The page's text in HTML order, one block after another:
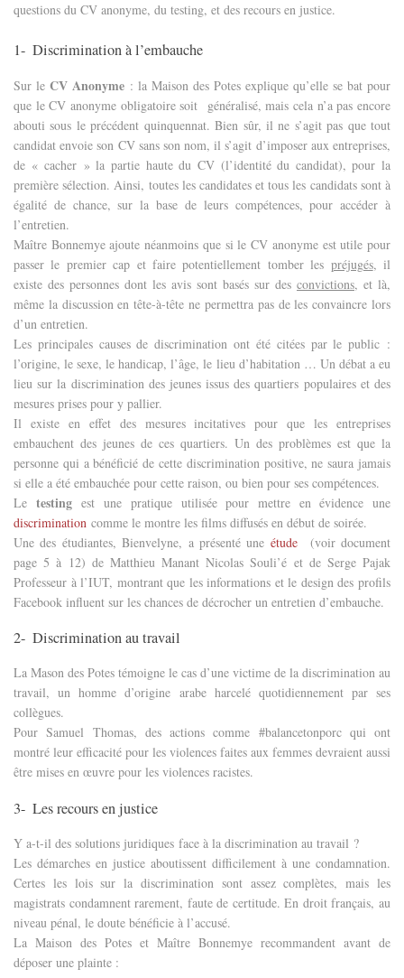
questions du CV anonyme, du testing, et des recours en justice.
1- Discrimination à l’embauche
Sur le CV Anonyme : la Maison des Potes explique qu’elle se bat pour
que le CV anonyme obligatoire soit
généralisé, mais cela n’a pas encore
abouti sous le précédent quinquennat. Bien sûr, il ne s’agit pas que tout
candidat envoie son CV sans son nom, il s’agit d’imposer aux entreprises,
de « cacher » la partie haute du CV (l’identité du candidat), pour la
première sélection. Ainsi, toutes les candidates et tous les candidats sont à
égalité de chance, sur la base de leurs compétences, pour accéder à
l’entretien.
Maître Bonnemye ajoute néanmoins que si le CV anonyme est utile pour
passer le premier cap et faire potentiellement tomber les préjugés, il
existe des personnes dont les avis sont basés sur des convictions, et là,
même la discussion en tête-à-tête ne permettra pas de les convaincre lors
d’un entretien.
Les principales causes de discrimination ont été citées par le public :
l’origine, le sexe, le handicap, l’âge, le lieu d’habitation … Un débat a eu
lieu sur la discrimination des jeunes issus des quartiers populaires et des
mesures prises pour y pallier.
Il existe en effet des mesures incitatives pour que les entreprises
embauchent des jeunes de ces quartiers. Un des problèmes est que la
personne qui a bénéficié de cette discrimination positive, ne saura jamais
si elle a été embauchée pour cette raison, ou bien pour ses compétences.
Le testing est une pratique utilisée pour mettre en évidence une
discrimination comme le montre les films diffusés en début de soirée.
Une des étudiantes, Bienvelyne, a présenté une étude
(voir document
page 5 à 12) de Matthieu Manant Nicolas Souli’é et de Serge Pajak
Professeur à l’IUT, montrant que les informations et le design des profils
Facebook influent sur les chances de décrocher un entretien d’embauche.
2- Discrimination au travail
La Mason des Potes témoigne le cas d’une victime de la discrimination au
travail, un homme d’origine arabe harcelé quotidiennement par ses
collègues.
Pour Samuel Thomas, des actions comme #balancetonporc qui ont
montré leur efficacité pour les violences faites aux femmes devraient aussi
être mises en œuvre pour les violences racistes.
3- Les recours en justice
Y a-t-il des solutions juridiques face à la discrimination au travail ?
Les démarches en justice aboutissent difficilement à une condamnation.
Certes les lois sur la discrimination sont assez complètes, mais les
magistrats condamnent rarement, faute de certitude. En droit français, au
niveau pénal, le doute bénéficie à l’accusé.
La Maison des Potes et Maître Bonnemye recommandent avant de
déposer une plainte :